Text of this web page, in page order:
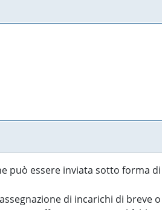
può essere inviata sotto forma
di incarichi di breve